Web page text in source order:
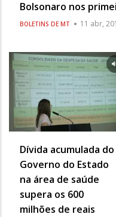
Bolsonaro nos
BOLETINS DE MT 11 abr,
Dívida acumulada do
Governo do Estado
na área de saúde
supera os 600
milhões de reais